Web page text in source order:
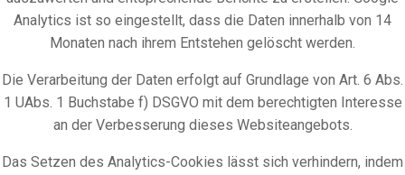
Analytics ist so eingestellt, dass die Daten innerhalb von 14
Monaten nach ihrem Entstehen gelöscht werden.
Die Verarbeitung der Daten erfolgt auf Grundlage von Art. 6 Abs.
1 UAbs. 1 Buchstabe f) DSGVO mit dem berechtigten Interesse
an der Verbesserung dieses Websiteangebots.
Das Setzen des Analytics-Cookies lässt sich verhindern, indem